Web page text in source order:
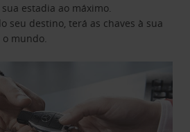
estadia ao máximo.
seu destino, terá as chaves à sua
mundo.